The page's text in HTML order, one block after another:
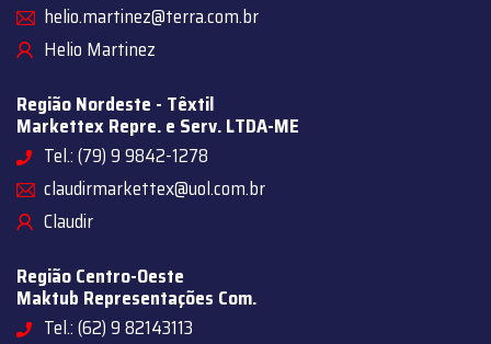
helio.martinez@terra.com.br
Helio Martinez
Região Nordeste - Têxtil
Markettex Repre. e Serv. LTDA-ME
Tel.: (79) 9 9842-1278
claudirmarkettex@uol.com.br
Claudir
Região Centro-Oeste
Maktub Representações Com.
Tel.: (62) 9 82143113